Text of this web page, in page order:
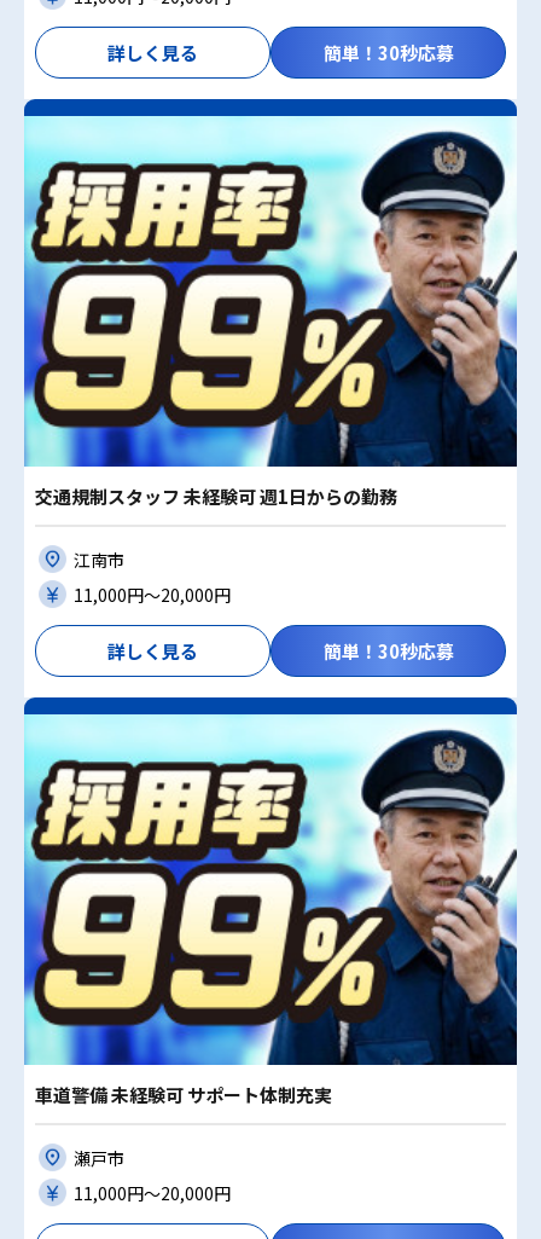
詳しく見る 簡単！30秒応募
交通規制スタッフ 未経験可 週1日からの勤務
江南市
11,000円〜20,000円
詳しく見る 簡単！30秒応募
車道警備 未経験可 サポート体制充実
瀬戸市
11,000円〜20,000円